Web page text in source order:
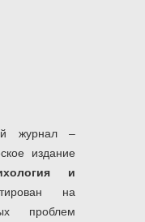
журнал –
издание
и
на
проблем